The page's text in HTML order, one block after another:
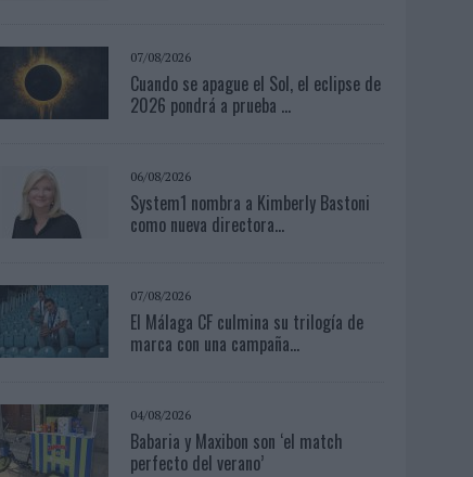
07/08/2026
Cuando se apague el Sol, el eclipse de
2026 pondrá a prueba ...
06/08/2026
System1 nombra a Kimberly Bastoni
como nueva directora...
07/08/2026
El Málaga CF culmina su trilogía de
marca con una campaña...
04/08/2026
Babaria y Maxibon son ‘el match
perfecto del verano’